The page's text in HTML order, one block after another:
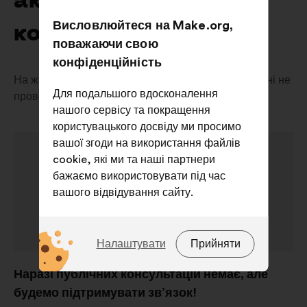
консультаціях
На жаль, наразі публічні консультації у вашій країні не
проводяться.
Наразі публічних консультацій немає, але
будемо підтримувати зв’язок!
Висловлюйтеся на Make.org,
поважаючи свою
конфіденційність
Для подальшого вдосконалення
нашого сервісу та покращення
користувацького досвіду ми просимо
вашої згоди на використання файлів
cookie, які ми та наші партнери
бажаємо використовувати під час
вашого відвідування сайту.
Які саме файли cookie?
файли cookie, які
необхідні для роботи сайту
Налаштування:файли cookie для
Прийняти
Налаштувати